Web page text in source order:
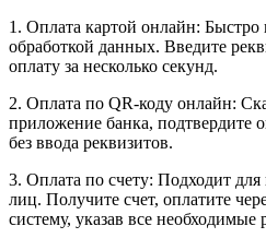
1. Оплата картой онлайн: Быстро
обработкой данных. Введите
оплату за несколько секунд.
2. Оплата по QR-коду онлайн:
приложение банка, подтвердите
без ввода реквизитов.
3. Оплата по счету: Подходит
лиц. Получите счет, оплатите
систему, указав все необходимые